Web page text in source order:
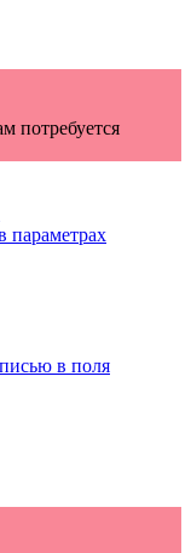
потребуется
параметрах
в поля